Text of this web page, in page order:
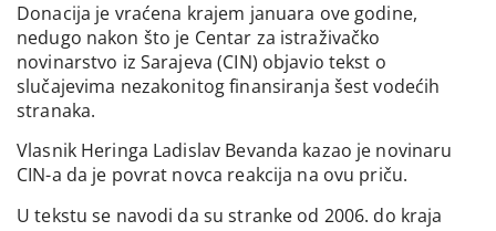
Donacija je vraćena krajem januara ove godine,
nedugo nakon što je Centar za istraživačko
novinarstvo iz Sarajeva (CIN) objavio tekst o
slučajevima nezakonitog finansiranja šest vodećih
stranaka.
Vlasnik Heringa Ladislav Bevanda kazao je novinaru
CIN-a da je povrat novca reakcija na ovu priču.
U tekstu se navodi da su stranke od 2006. do kraja